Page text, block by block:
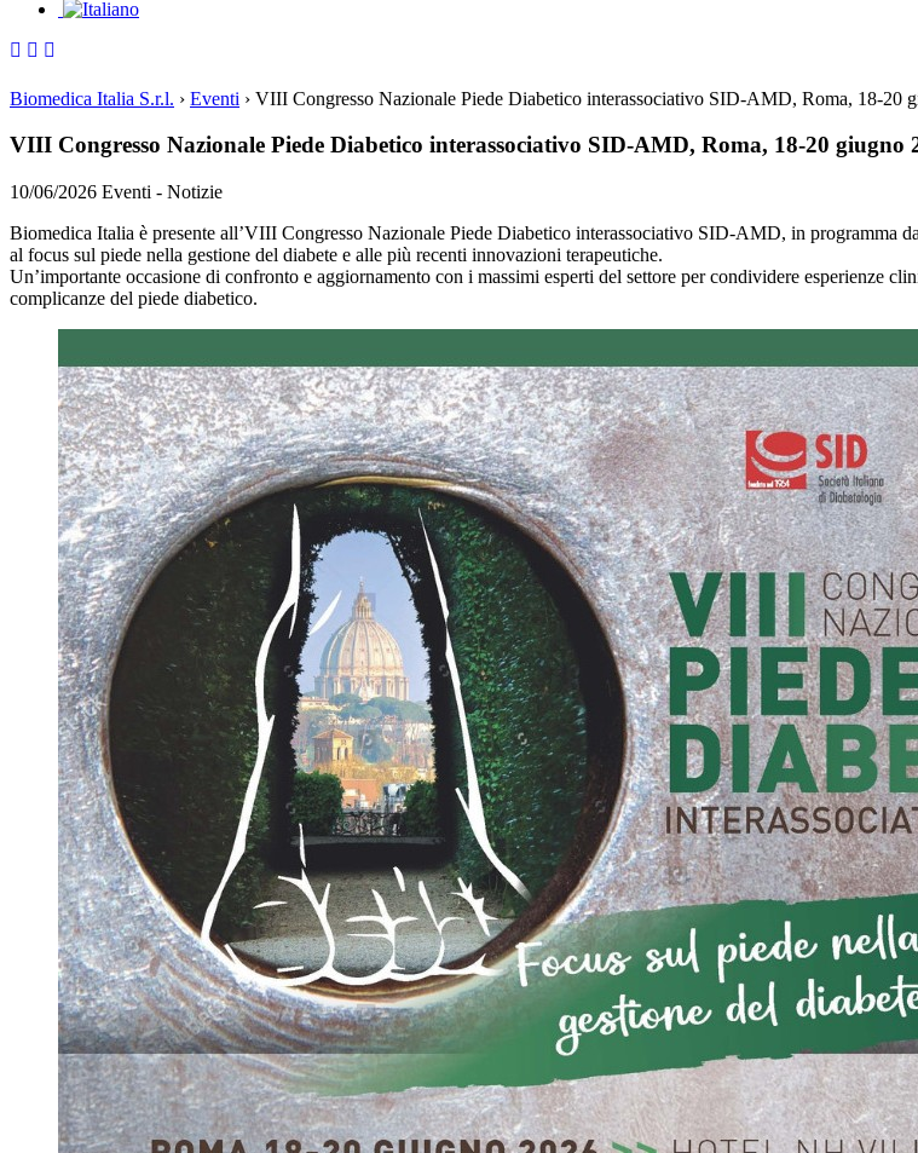
Biomedica Italia S.r.l. › Eventi › VIII Congresso Nazionale Piede Diabetico interassociativo SID-AMD, Roma, 18-20
VIII Congresso Nazionale Piede Diabetico interassociativo SID-AMD, Roma, 18-20 giugno
10/06/2026 Eventi - Notizie
Biomedica Italia è presente all’VIII Congresso Nazionale Piede Diabetico interassociativo SID-AMD, in programma
al focus sul piede nella gestione del diabete e alle più recenti innovazioni terapeutiche.
Un’importante occasione di confronto e aggiornamento con i massimi esperti del settore per condividere esperienze
complicanze del piede diabetico.